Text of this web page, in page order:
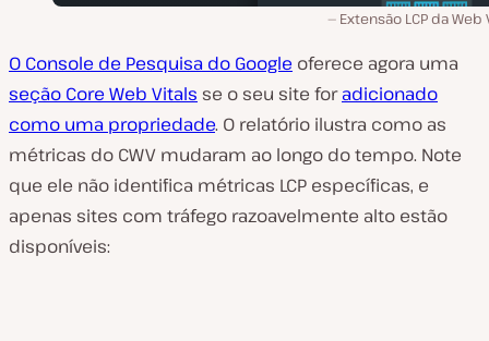
Extensão LCP da Web
O Console de Pesquisa do Google oferece agora uma
seção Core Web Vitals se o seu site foradicionado
como uma propriedade. O relatório ilustra como as
métricas do CWV mudaram ao longo do tempo. Note
que ele não identifica métricas LCP específicas, e
apenas sites com tráfego razoavelmente alto estão
disponíveis: